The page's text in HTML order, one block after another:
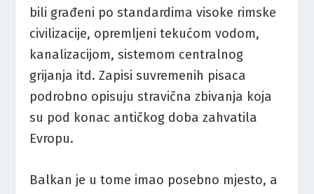
bili građeni po standardima visoke rimske
civilizacije, opremljeni tekućom vodom,
kanalizacijom, sistemom centralnog
grijanja itd. Zapisi suvremenih pisaca
podrobno opisuju stravična zbivanja koja
su pod konac antičkog doba zahvatila
Evropu.
Balkan je u tome imao posebno mjesto, a